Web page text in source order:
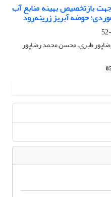
بازتخصیص بهینه منابع آب
حوضه آبریز زرینه‌رود
طبری، محسن محمد رضاپور